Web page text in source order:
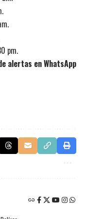
pm.
alertas en WhatsApp